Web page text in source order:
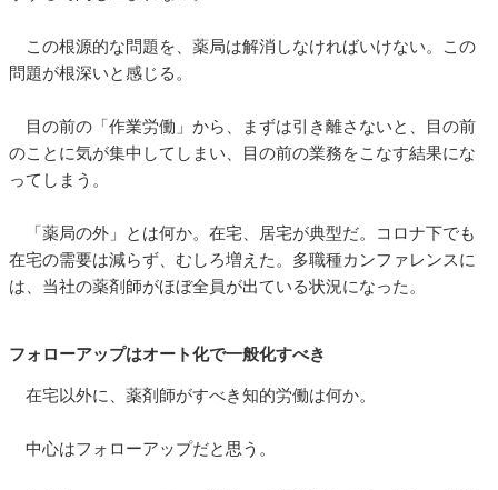
この根源的な問題を、薬局は解消しなければいけない。この
問題が根深いと感じる。
目の前の「作業労働」から、まずは引き離さないと、目の前
のことに気が集中してしまい、目の前の業務をこなす結果にな
ってしまう。
「薬局の外」とは何か。在宅、居宅が典型だ。コロナ下でも
在宅の需要は減らず、むしろ増えた。多職種カンファレンスに
は、当社の薬剤師がほぼ全員が出ている状況になった。
フォローアップはオート化で一般化すべき
在宅以外に、薬剤師がすべき知的労働は何か。
中心はフォローアップだと思う。